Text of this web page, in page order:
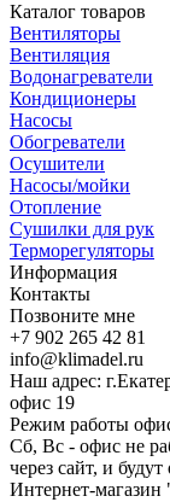
Каталог товаров
Вентиляторы
Вентиляция
Водонагреватели
Кондиционеры
Насосы
Обогреватели
Осушители
Насосы/мойки
Отопление
Сушилки для рук
Терморегуляторы
Информация
Контакты
Позвоните мне
+7 902 265 42 81
info@klimadel.ru
Наш адрес:
офис 19
Режим работы
Сб, Вс - офис не
через сайт, и
Интернет-